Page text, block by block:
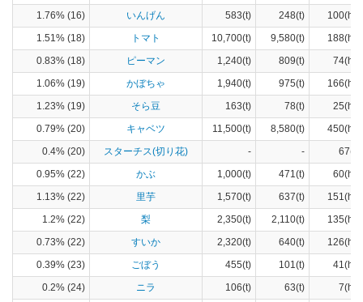
1.76% (16)
いんげん 583(t) 248(t)
100(ha)
1.51% (18)
トマト 10,700(t) 9,580(t)
188(ha)
0.83% (18)
ピーマン 1,240(t) 809(t)
74(ha)
1.06% (19)
かぼちゃ 1,940(t) 975(t)
166(ha)
1.23% (19)
そら豆 163(t) 78(t)
25(ha)
0.79% (20)
キャベツ 11,500(t) 8,580(t)
450(ha)
0.4% (20)
スターチス(切り花) - -
67(a)
0.95% (22)
かぶ 1,000(t) 471(t)
60(ha)
1.13% (22)
里芋 1,570(t) 637(t)
151(ha)
1.2% (22)
梨 2,350(t) 2,110(t)
135(ha)
0.73% (22)
すいか 2,320(t) 640(t)
126(ha)
0.39% (23)
ごぼう 455(t) 101(t)
41(ha)
0.2% (24)
ニラ 106(t) 63(t)
7(ha)